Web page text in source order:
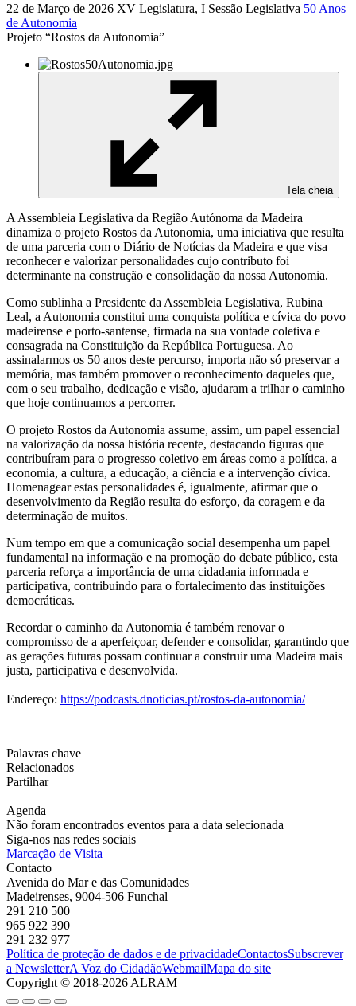
22 de Março de 2026 XV Legislatura, I Sessão Legislativa 50 Anos
de Autonomia
Projeto “Rostos da Autonomia”
Tela cheia
A Assembleia Legislativa da Região Autónoma da Madeira
dinamiza o projeto Rostos da Autonomia, uma iniciativa que resulta
de uma parceria com o Diário de Notícias da Madeira e que visa
reconhecer e valorizar personalidades cujo contributo foi
determinante na construção e consolidação da nossa Autonomia.
Como sublinha a Presidente da Assembleia Legislativa, Rubina
Leal, a Autonomia constitui uma conquista política e cívica do povo
madeirense e porto-santense, firmada na sua vontade coletiva e
consagrada na Constituição da República Portuguesa. Ao
assinalarmos os 50 anos deste percurso, importa não só preservar a
memória, mas também promover o reconhecimento daqueles que,
com o seu trabalho, dedicação e visão, ajudaram a trilhar o caminho
que hoje continuamos a percorrer.
O projeto Rostos da Autonomia assume, assim, um papel essencial
na valorização da nossa história recente, destacando figuras que
contribuíram para o progresso coletivo em áreas como a política, a
economia, a cultura, a educação, a ciência e a intervenção cívica.
Homenagear estas personalidades é, igualmente, afirmar que o
desenvolvimento da Região resulta do esforço, da coragem e da
determinação de muitos.
Num tempo em que a comunicação social desempenha um papel
fundamental na informação e na promoção do debate público, esta
parceria reforça a importância de uma cidadania informada e
participativa, contribuindo para o fortalecimento das instituições
democráticas.
Recordar o caminho da Autonomia é também renovar o
compromisso de a aperfeiçoar, defender e consolidar, garantindo que
as gerações futuras possam continuar a construir uma Madeira mais
justa, participativa e desenvolvida.
Endereço: https://podcasts.dnoticias.pt/rostos-da-autonomia/
Palavras chave
Relacionados
Partilhar
Agenda
Não foram encontrados eventos para a data selecionada
Siga-nos nas redes sociais
Marcação de Visita
Contacto
Avenida do Mar e das Comunidades
Madeirenses, 9004-506 Funchal
291 210 500
965 922 390
291 232 977
Política de proteção de dados e de privacidadeContactosSubscrever
a NewsletterA Voz do CidadãoWebmailMapa do site
Copyright © 2018-2026 ALRAM